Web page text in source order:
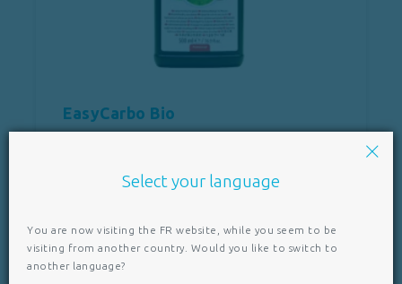
EasyCarbo Bio
Select your language
You are now visiting the FR website, while you seem to be
visiting from another country. Would you like to switch to
another language?